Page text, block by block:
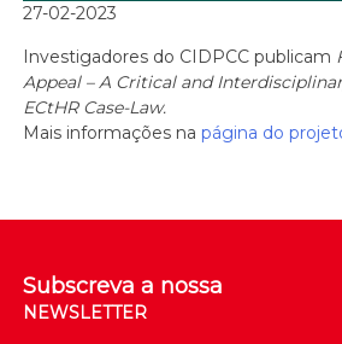
27-02-2023
Investigadores do CIDPCC publicam
Appeal – A Critical and
ECtHR Case-Law.
Mais informações napágina do
Subscreva a nossa
NEWSLETTER